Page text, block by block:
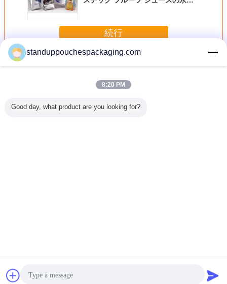
続行
多く注ぎ口ポーチ
メッセージを送る
standuppouchespackaging.com
8:20 PM
Good day, what product are you looking for?